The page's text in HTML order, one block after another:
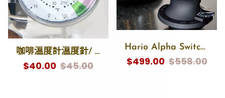
咖啡溫度計溫度針/ Coffee Thermometer
$40.00 $45.00
Hario Alpha Switch 浸泡式陶瓷濾杯 | 台灣限定 α 阿爾法凹肋濾杯 (02尺寸) | 極致黑 Switch 聰明濾杯組
$499.00 $558.00